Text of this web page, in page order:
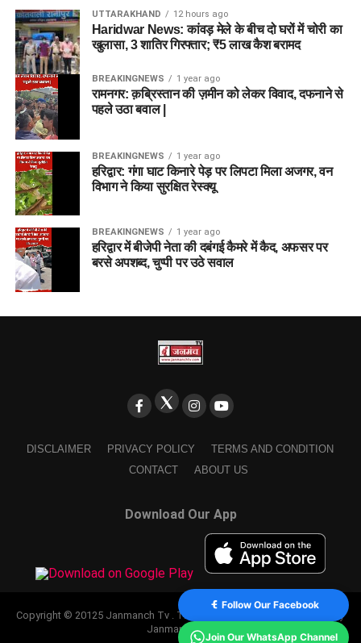
UTTARAKHAND 12 hours ago
Haridwar News: कांवड़ मेले के बीच दो घरों में चोरी का
खुलासा, 3 शातिर गिरफ्तार; ₹5 लाख कैश बरामद
BREAKINGNEWS 1 year ago
रामनगर: क़ब्रिस्तान की ज़मीन को लेकर विवाद, दफनाने से
पहले उठा बवाल |
BREAKINGNEWS 1 year ago
हरिद्वार: गंगा घाट किनारे पेड़ पर लिपटा मिला अजगर, वन
विभाग ने किया सुरक्षित रेस्क्यू
BREAKINGNEWS 1 year ago
हरिद्वार में बीजेपी नेता की दबंगई कैमरे में कैद, अफसर पर
बरसे अपशब्द, चुप्पी पर उठे सवाल
DISCLAIMER PRIVACY POLICY
TERMS AND CONDITION
CONTACT
ABOUT US
Download Our App
Copyright © 20125 Janmanch Tv . Theme by SSDIGIMARK. powered by
Janmanch TV.
Follow Our Facebook
Join Our WhatsApp Channel